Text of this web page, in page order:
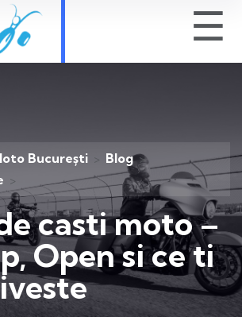
☰
București > Blog >
>
casti moto –
Open si ce ti